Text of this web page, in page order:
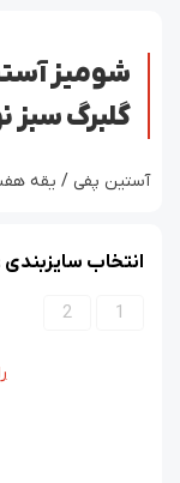
شومیز
گلبرگ سبز
آستین پفی / یقه هفت
انتخاب
1
2